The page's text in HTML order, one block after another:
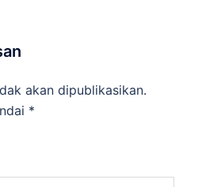
akan dipublikasikan.
*